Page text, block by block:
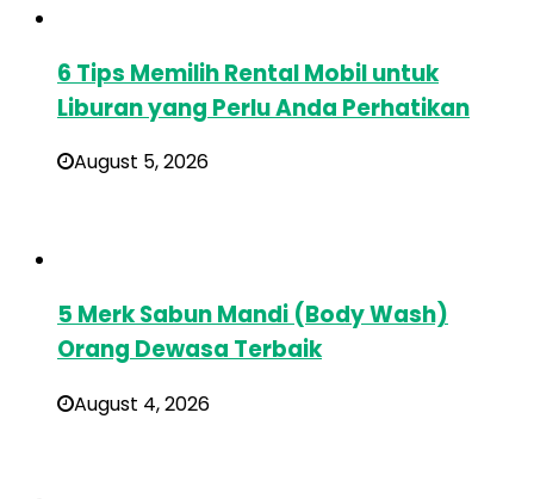
6 Tips Memilih Rental Mobil untuk
Liburan yang Perlu Anda Perhatikan
August 5, 2026
5 Merk Sabun Mandi (Body Wash)
Orang Dewasa Terbaik
August 4, 2026